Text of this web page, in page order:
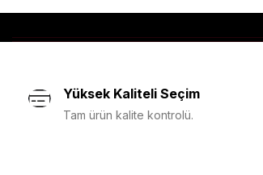
Yüksek Kaliteli Seçim
Tam ürün kalite kontrolü.